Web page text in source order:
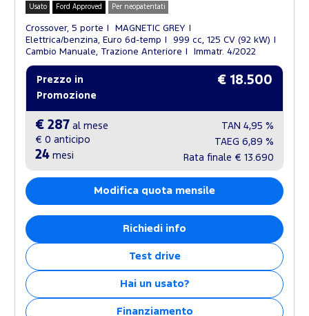
Usato Ford Approved Per neopatentati
Crossover, 5 porte
MAGNETIC GREY
Elettrica/benzina, Euro 6d-temp
999 cc, 125 CV (92 kW)
Cambio Manuale, Trazione Anteriore
Immatr. 4/2022
Prezzo in
Promozione
€ 18.500
€ 287 al mese
€ 0 anticipo
24 mesi
TAN 4,95 %
TAEG 6,89 %
Rata finale € 13.690
Modifica quota mensile
Richiedi info
Test drive
Hai un usato?
Finanziamento